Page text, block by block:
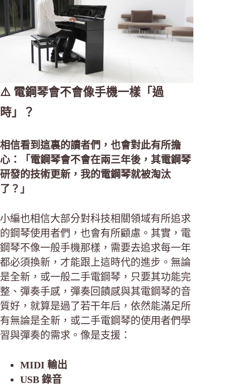
⚠️ 電鋼琴會不會像手機一樣「過
時」？
相信看到這裏的讀者們，也會對此有所擔
心：「電鋼琴會不會在兩三年後，其電鋼琴
研發的技術更新，我的電鋼琴就被淘汰
了？」
小編也相信大部分對科技相關領域有所追求
的鋼琴使用者們，也會有所顧慮。其實，電
鋼琴不像一般手機那樣，需要去追求每一年
都必須換新，才能跟上這時代的進步。無論
是全新，或一般二手電鋼琴，只要其功能完
整、彈奏手感，彈奏回饋感與其電鋼琴的音
質好，就算是過了若干年后，依然能滿足所
有無論是全新，或二手電鋼琴的使用者們學
習與彈奏的需求。像是支援：
MIDI 輸出
USB 錄音